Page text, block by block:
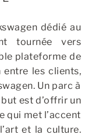
dédié au
tournée vers
plateforme de
les clients,
Un parc à
est d’offrir un
qui met l’accent
et la culture.